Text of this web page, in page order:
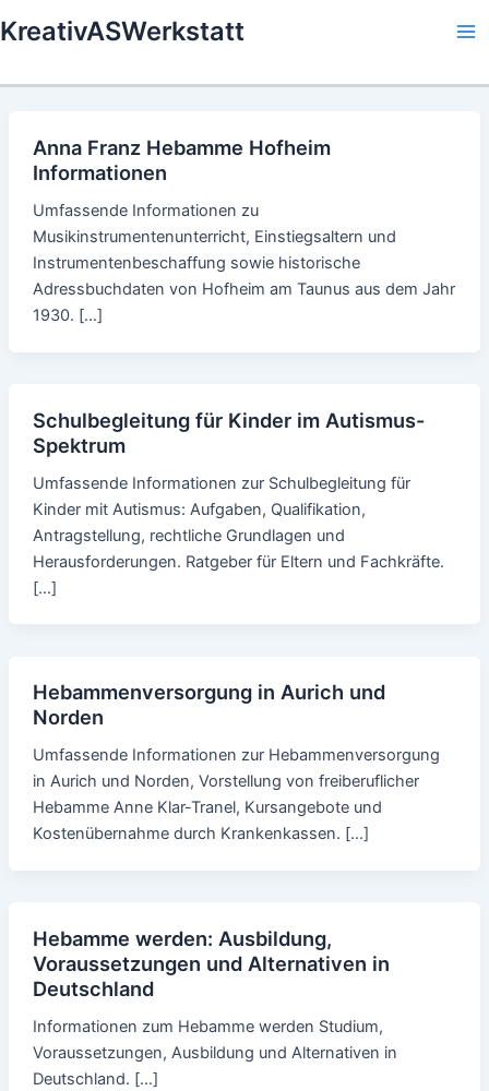
to
KreativASWerkstatt
Anna Franz Hebamme Hofheim
Informationen
Umfassende Informationen zu
Musikinstrumentenunterricht, Einstiegsaltern und
Instrumentenbeschaffung sowie historische
Adressbuchdaten von Hofheim am Taunus aus dem Jahr
1930. […]
Schulbegleitung für Kinder im Autismus-
Spektrum
Umfassende Informationen zur Schulbegleitung für
Kinder mit Autismus: Aufgaben, Qualifikation,
Antragstellung, rechtliche Grundlagen und
Herausforderungen. Ratgeber für Eltern und Fachkräfte.
[…]
Hebammenversorgung in Aurich und
Norden
Umfassende Informationen zur Hebammenversorgung
in Aurich und Norden, Vorstellung von freiberuflicher
Hebamme Anne Klar-Tranel, Kursangebote und
Kostenübernahme durch Krankenkassen. […]
Hebamme werden: Ausbildung,
Voraussetzungen und Alternativen in
Deutschland
Informationen zum Hebamme werden Studium,
Voraussetzungen, Ausbildung und Alternativen in
Deutschland. […]